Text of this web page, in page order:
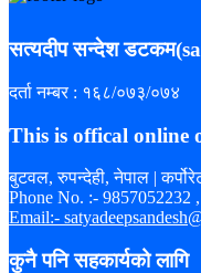
सत्यदीप सन्देश
दर्ता नम्बर : १६८/०७३/०७४
This is offical online
बुटवल, रुपन्देही, नेपाल |
Phone No. :- 9857052232
Email:-
कुनै पनि सहकार्यको लागि